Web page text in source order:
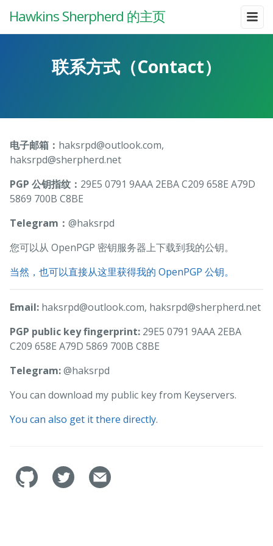
Hawkins Sherpherd 的主页
联系方式（Contact）
电子邮箱： haksrpd@outlook.com,
haksrpd@sherpherd.net
PGP 公钥指纹： 29E5 0791 9AAA 2EBA C209 658E A79D
5869 700B C8BE
Telegram： @haksrpd
您可以从 OpenPGP 密钥服务器上下载到我的公钥。
当然，也可以直接从这里获得我的 OpenPGP 公钥。
Email: haksrpd@outlook.com, haksrpd@sherpherd.net
PGP public key fingerprint: 29E5 0791 9AAA 2EBA
C209 658E A79D 5869 700B C8BE
Telegram:@haksrpd
You can download my public key from Keyservers.
You can also get it there directly.